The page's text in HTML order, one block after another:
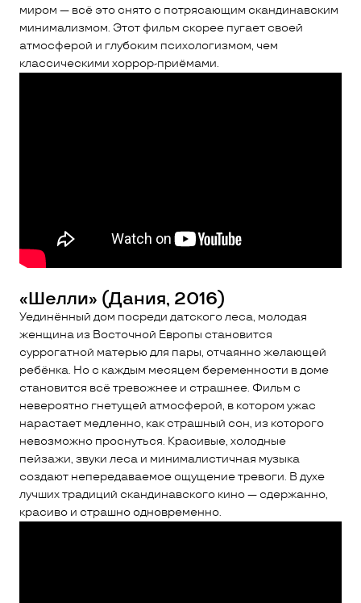
миром — всё это снято с потрясающим скандинавским
минимализмом. Этот фильм скорее пугает своей
атмосферой и глубоким психологизмом, чем
классическими хоррор-приёмами.
«Шелли» (Дания, 2016)
Уединённый дом посреди датского леса, молодая
женщина из Восточной Европы становится
суррогатной матерью для пары, отчаянно желающей
ребёнка. Но с каждым месяцем беременности в доме
становится всё тревожнее и страшнее. Фильм с
невероятно гнетущей атмосферой, в котором ужас
нарастает медленно, как страшный сон, из которого
невозможно проснуться. Красивые, холодные
пейзажи, звуки леса и минималистичная музыка
создают непередаваемое ощущение тревоги. В духе
лучших традиций скандинавского кино — сдержанно,
красиво и страшно одновременно.